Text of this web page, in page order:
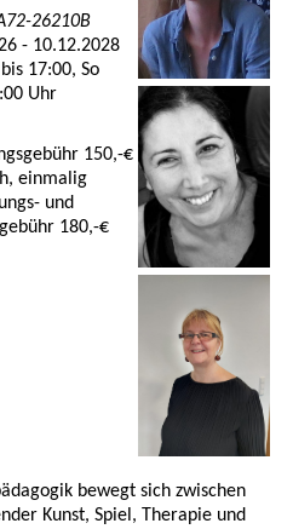
26210B
- 10.12.2028
17:00, So
Uhr
150,-€
einmalig
und
180,-€
bewegt sich zwischen
Kunst, Spiel, Therapie und